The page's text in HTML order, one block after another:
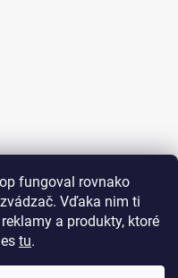
fungoval rovnako
Vďaka nim ti
a produkty, ktoré
tu.
práva vyhradené.